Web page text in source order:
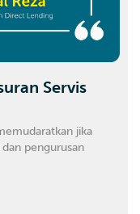
Servis
jika
pengurusan